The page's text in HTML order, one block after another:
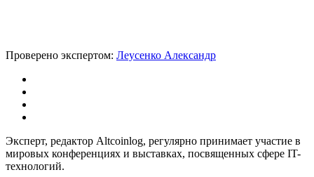
Проверено экспертом: Леусенко Александр
Эксперт, редактор Altcoinlog, регулярно принимает участие в
мировых конференциях и выставках, посвященных сфере IT-
технологий.